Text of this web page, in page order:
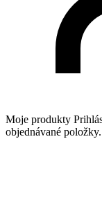
Moje produkty
objednávané položky.